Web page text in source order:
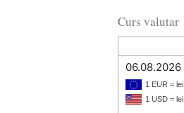
Curs valutar
06.08.2026
1 EUR = lei
1 USD = lei